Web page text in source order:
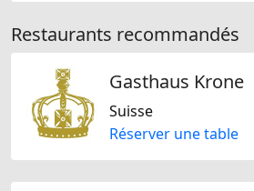
Restaurants recommandés
Gasthaus Krone
Suisse
Réserver une table